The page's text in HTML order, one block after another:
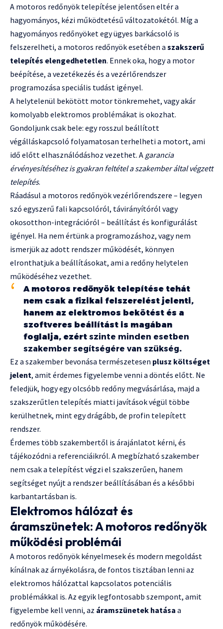
A motoros redőnyök telepítése jelentősen eltér a
hagyományos, kézi működtetésű változatokétól. Míg a
hagyományos redőnyöket egy ügyes barkácsoló is
felszerelheti, a motoros redőnyök esetében a szakszerű
telepítés elengedhetetlen. Ennek oka, hogy a motor
beépítése, a vezetékezés és a vezérlőrendszer
programozása speciális tudást igényel.
A helytelenül bekötött motor tönkremehet, vagy akár
komolyabb elektromos problémákat is okozhat.
Gondoljunk csak bele: egy rosszul beállított
végálláskapcsoló folyamatosan terhelheti a motort, ami
idő előtt elhasználódáshoz vezethet. A garancia
érvényesítéséhez is gyakran feltétel a szakember által végzett
telepítés.
Ráadásul a motoros redőnyök vezérlőrendszere – legyen
szó egyszerű fali kapcsolóról, távirányítóról vagy
okosotthon-integrációról – beállítást és konfigurálást
igényel. Ha nem értünk a programozáshoz, vagy nem
ismerjük az adott rendszer működését, könnyen
elronthatjuk a beállításokat, ami a redőny helytelen
működéséhez vezethet.
A motoros redőnyök telepítése tehát
nem csak a fizikai felszerelést jelenti,
hanem az elektromos bekötést és a
szoftveres beállítást is magában
foglalja, ezért szinte minden esetben
szakember segítségére van szükség.
Ez a szakember bevonása természetesen plusz költséget
jelent, amit érdemes figyelembe venni a döntés előtt. Ne
feledjük, hogy egy olcsóbb redőny megvásárlása, majd a
szakszerűtlen telepítés miatti javítások végül többe
kerülhetnek, mint egy drágább, de profin telepített
rendszer.
Érdemes több szakembertől is árajánlatot kérni, és
tájékozódni a referenciáikról. A megbízható szakember
nem csak a telepítést végzi el szakszerűen, hanem
segítséget nyújt a rendszer beállításában és a későbbi
karbantartásban is.
Elektromos hálózat és
áramszünetek: A motoros redőnyök
működési problémái
A motoros redőnyök kényelmesek és modern megoldást
kínálnak az árnyékolásra, de fontos tisztában lenni az
elektromos hálózattal kapcsolatos potenciális
problémákkal is. Az egyik legfontosabb szempont, amit
figyelembe kell venni, az áramszünetek hatása a
redőnyök működésére.